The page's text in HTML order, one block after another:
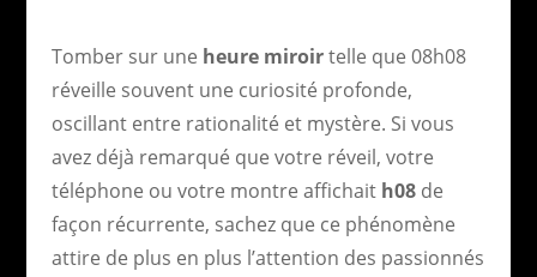
Tomber sur une heure miroirtelle que 08h08
réveille souvent une curiosité profonde,
oscillant entre rationalité et mystère. Si vous
avez déjà remarqué que votre réveil, votre
téléphone ou votre montre affichait h08de
façon récurrente, sachez que ce phénomène
attire de plus en plus l’attention des passionnés